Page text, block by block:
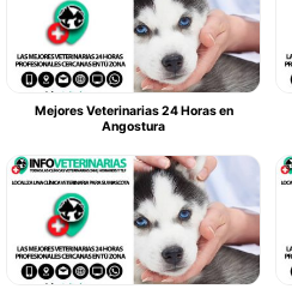
Mejores Veterinarias 24 Horas en
Angostura